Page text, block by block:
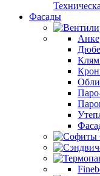
Фасады